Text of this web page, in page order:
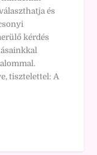
és
kérdés
tisztelettel: A